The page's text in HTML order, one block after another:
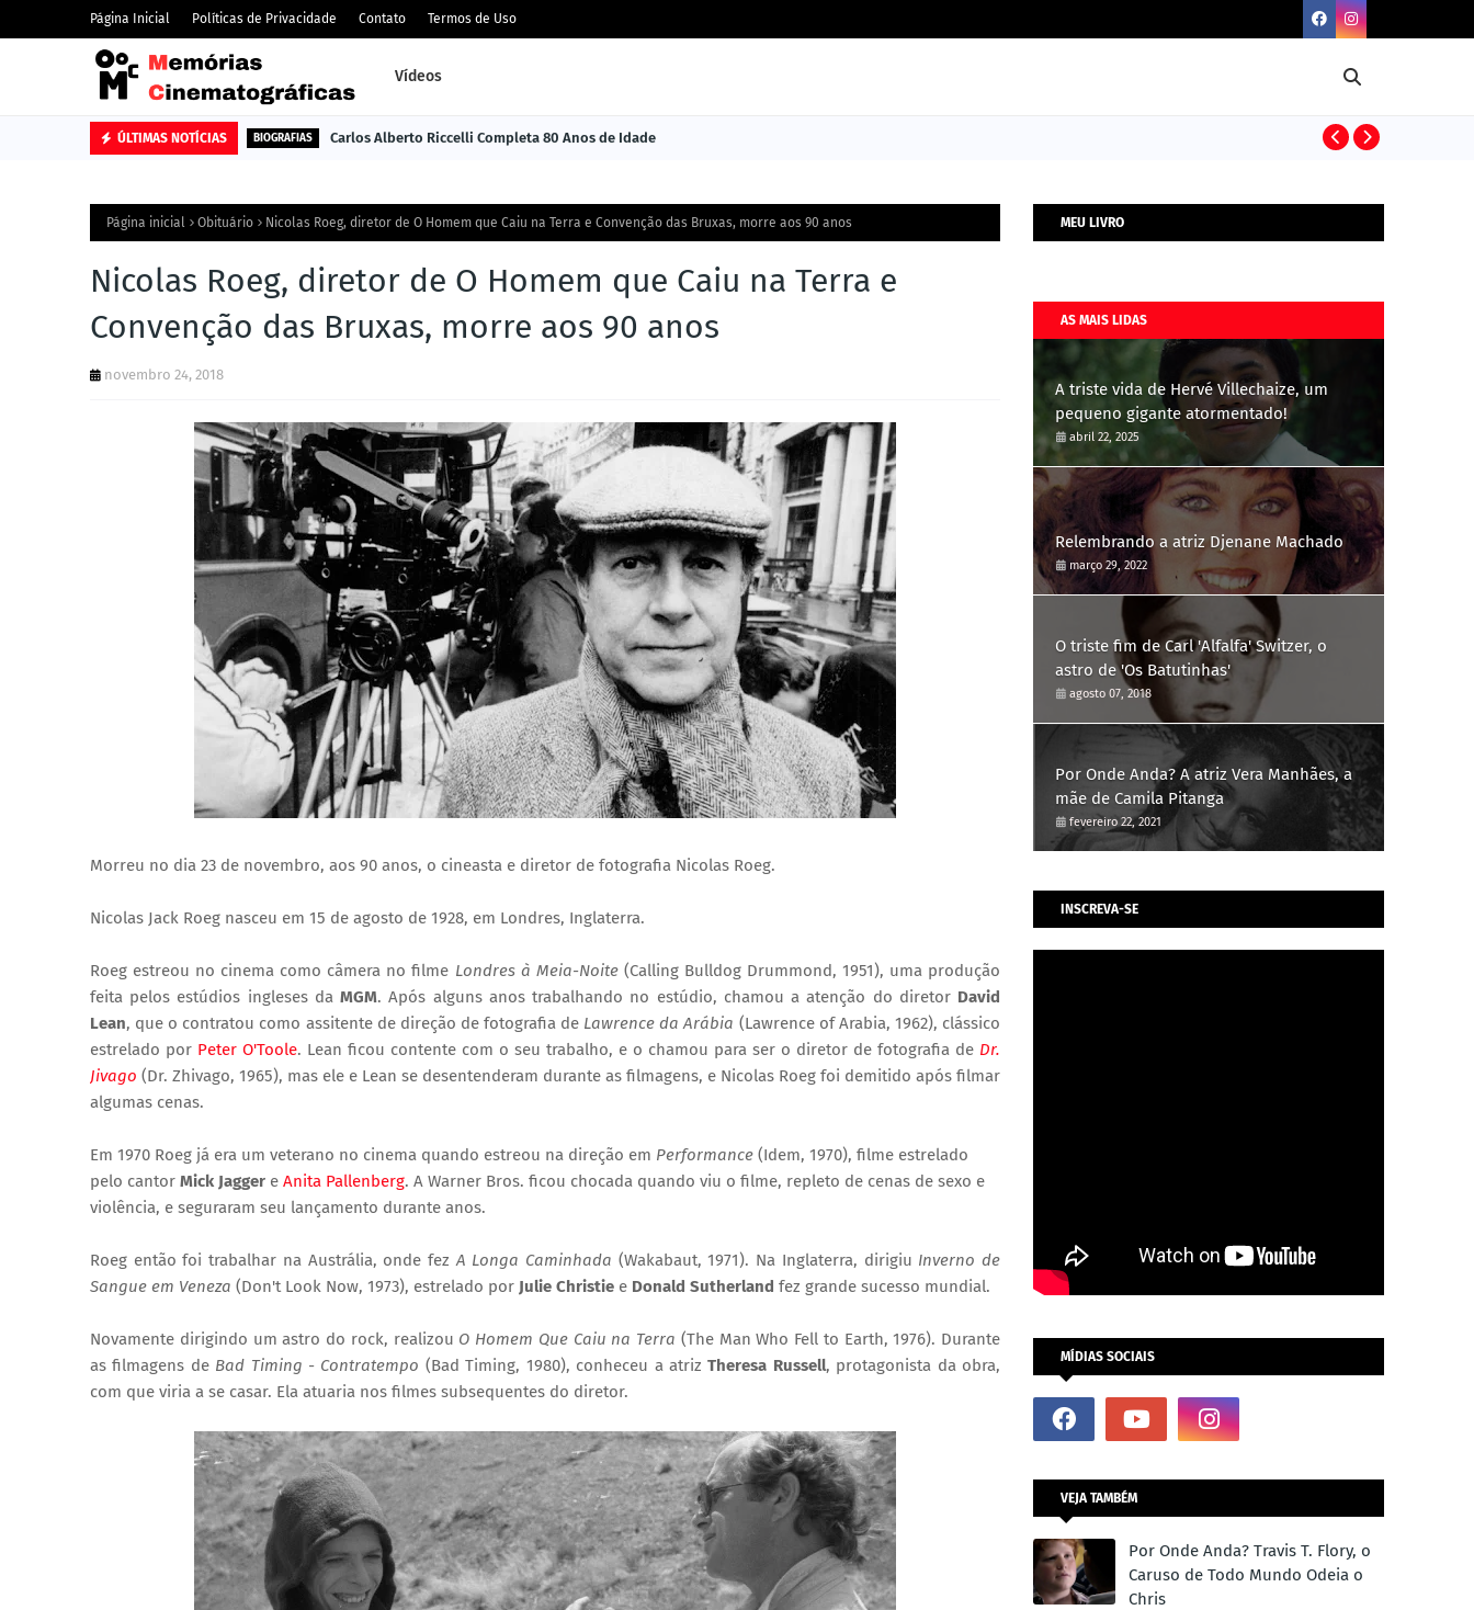
Página Inicial Políticas de Privacidade Contato Termos de Uso
Vídeos
ÚLTIMAS NOTÍCIAS BIOGRAFIAS Carlos Alberto Riccelli Completa 80 Anos de Idade
Página inicial Obituário Nicolas Roeg, diretor de O Homem que Caiu na Terra e Convenção das Bruxas, morre aos 90 anos
Nicolas Roeg, diretor de O Homem que Caiu na Terra e
Convenção das Bruxas, morre aos 90 anos
novembro 24, 2018
Morreu no dia 23 de novembro, aos 90 anos, o cineasta e diretor de fotografia Nicolas Roeg.
Nicolas Jack Roeg nasceu em 15 de agosto de 1928, em Londres, Inglaterra.
Roeg estreou no cinema como câmera no filme Londres à Meia-Noite(Calling Bulldog Drummond, 1951), uma produção
feita pelos estúdios ingleses daMGM. Após alguns anos trabalhando no estúdio, chamou a atenção do diretor David
Lean, que o contratou como assitente de direção de fotografia de Lawrence da Arábia (Lawrence of Arabia, 1962), clássico
estrelado por Peter O'Toole. Lean ficou contente com o seu trabalho, e o chamou para ser o diretor de fotografia de Dr.
Jivago (Dr. Zhivago, 1965), mas ele e Lean se desentenderam durante as filmagens, e Nicolas Roeg foi demitido após filmar
algumas cenas.
Em 1970 Roeg já era um veterano no cinema quando estreou na direção em Performance (Idem, 1970), filme estrelado
pelo cantor Mick Jagger e Anita Pallenberg. A Warner Bros. ficou chocada quando viu o filme, repleto de cenas de sexo e
violência, e seguraram seu lançamento durante anos.
Roeg então foi trabalhar na Austrália, onde fezA Longa Caminhada (Wakabaut, 1971). Na Inglaterra, dirigiu Inverno de
Sangue em Veneza (Don't Look Now, 1973), estrelado por Julie Christie e Donald Sutherland fez grande sucesso mundial.
Novamente dirigindo um astro do rock, realizou O Homem Que Caiu na Terra (The Man Who Fell to Earth, 1976). Durante
as filmagens deBad Timing - Contratempo (Bad Timing, 1980), conheceu a atrizTheresa Russell, protagonista da obra,
com que viria a se casar. Ela atuaria nos filmes subsequentes do diretor.
MEU LIVRO
AS MAIS LIDAS
A triste vida de Hervé Villechaize, um
pequeno gigante atormentado!
abril 22, 2025
Relembrando a atriz Djenane Machado
março 29, 2022
O triste fim de Carl 'Alfalfa' Switzer, o
astro de 'Os Batutinhas'
agosto 07, 2018
Por Onde Anda? A atriz Vera Manhães, a
mãe de Camila Pitanga
fevereiro 22, 2021
INSCREVA-SE
MÍDIAS SOCIAIS
VEJA TAMBÉM
Por Onde Anda? Travis T. Flory, o
Caruso de Todo Mundo Odeia o
Chris